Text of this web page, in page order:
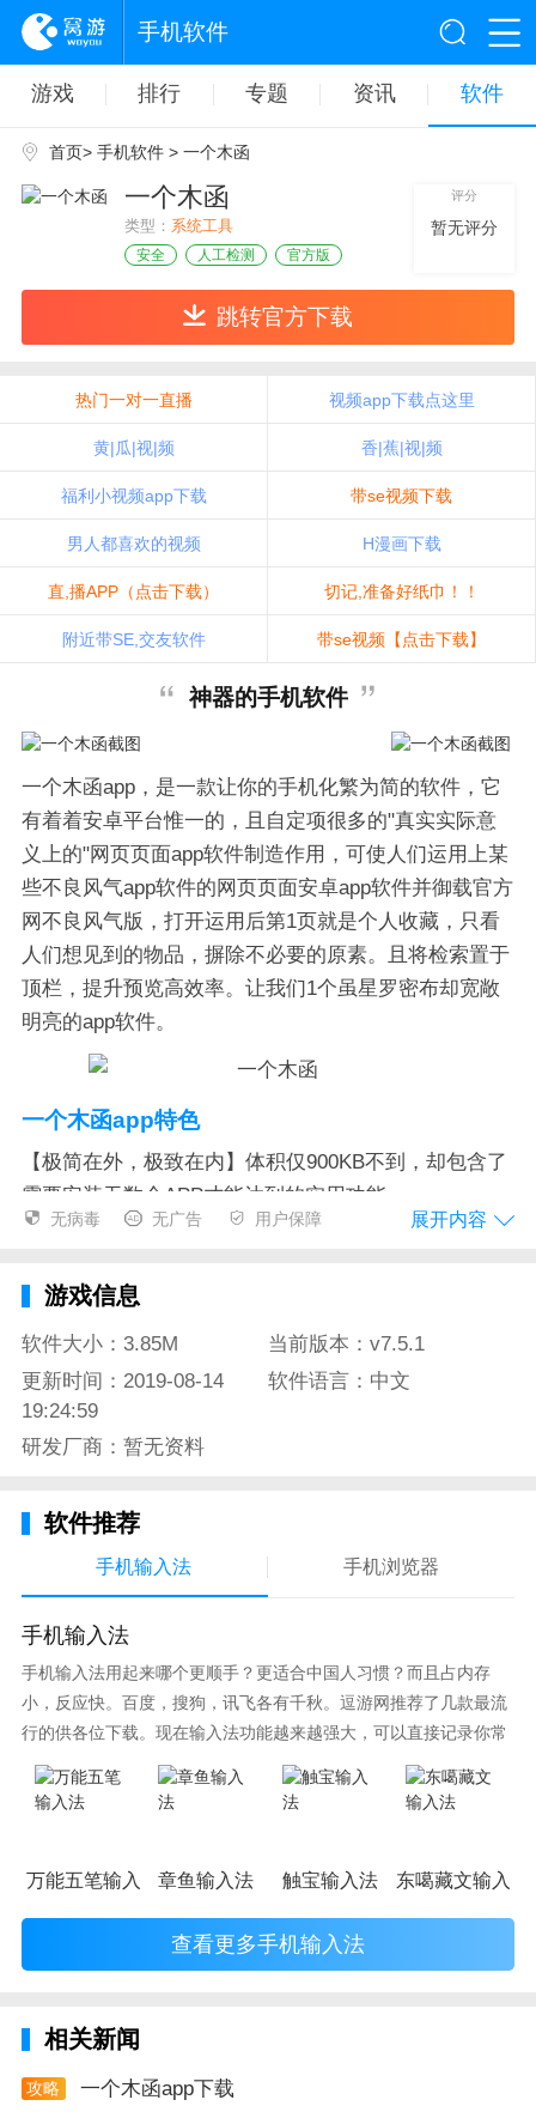
手机软件
游戏 排行 专题 资讯 软件
首页> 手机软件> 一个木函
一个木函
类型： 系统工具
安全 人工检测 官方版
评分
暂无评分
跳转官方下载
热门一对一直播 视频app下载点这里
黄|瓜|视|频 香|蕉|视|频
福利小视频app下载 带se视频下载
男人都喜欢的视频 H漫画下载
直,播APP（点击下载） 切记,准备好纸巾！！
附近带SE,交友软件 带se视频【点击下载】
神器的手机软件
一个木函app，是一款让你的手机化繁为简的软件，它
有着着安卓平台惟一的，且自定项很多的"真实实际意
义上的"网页页面app软件制造作用，可使人们运用上某
些不良风气app软件的网页页面安卓app软件并御载官方
网不良风气版，打开运用后第1页就是个人收藏，只看
人们想见到的物品，摒除不必要的原素。且将检索置于
顶栏，提升预览高效率。让我们1个虽星罗密布却宽敞
明亮的app软件。
一个木函app特色
【极简在外，极致在内】体积仅900KB不到，却包含了
需要安装无数个APP才能达到的实用功能。
让我们使用上一些毒瘤APP的网页安卓APP并卸载掉官
方毒瘤版，以及还有许多其它用途，如制作个人博客网
页版APP等，且编译之快宛若疾风扫秋叶。
【化繁为简，想我所想】开启应用后第一页便是收藏，
只看我们想看到的东西，摒除多余的元素。且将搜索至
几净的APP。
【小巧玲珑，清新舒适】优美简练却又感到精致的界面
爱不释手。如在使用中遇见任何问题，欢迎发送邮件反
馈至我的邮箱coldsongdvl@gmail.com，我将在第一时
间处理。
想要让你的手机与众不同吗，想要让你的手机不再下载
就赶紧来下载一个木函app吧。
无病毒 无广告 用户保障 展开内容
游戏信息
软件大小：3.85M
当前版本：v7.5.1
更新时间：2019-08-14
19:24:59
软件语言：中文
研发厂商：暂无资料
软件推荐
手机输入法 手机浏览器
手机输入法
手机输入法用起来哪个更顺手？更适合中国人习惯？而且占内存
小，反应快。百度，搜狗，讯飞各有千秋。逗游网推荐了几款最流
行的供各位下载。现在输入法功能越来越强大，可以直接记录你常
使用的词语，并且还有各种新鲜好玩的表情，一款好的输入法直接
影响到你的打字速度哦。
万能五笔输入法章鱼输入法 触宝输入法 东噶藏文输入法
查看更多手机输入法
相关新闻
攻略 一个木函app下载